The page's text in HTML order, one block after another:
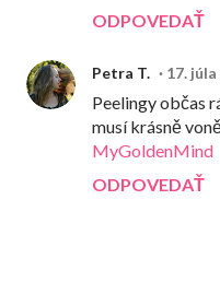
ODPOVEDAŤ
Petra T. 17.
Peelingy občas
musí krásně
MyGoldenMind
ODPOVEDAŤ